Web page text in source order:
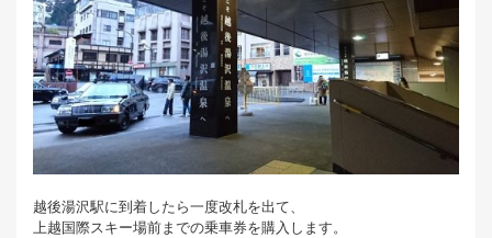
越後湯沢駅に到着したら一度改札を出て、
上越国際スキー場前までの乗車券を購入します。